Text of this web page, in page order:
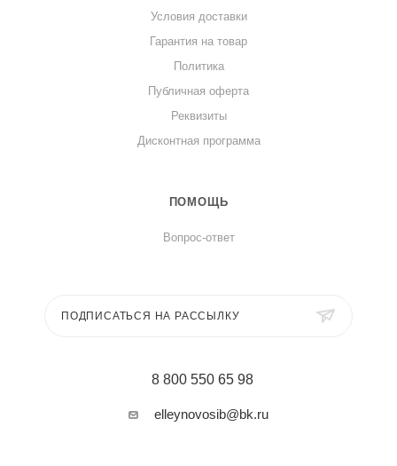
Условия доставки
Гарантия на товар
Политика
Публичная оферта
Реквизиты
Дисконтная программа
ПОМОЩЬ
Вопрос-ответ
ПОДПИСАТЬСЯ НА РАССЫЛКУ
8 800 550 65 98
elleynovosib@bk.ru